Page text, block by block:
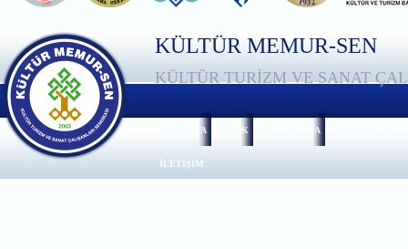
KÜLTÜR MEMUR-SEN
KÜLTÜR TURİZM VE SANAT
ANASAYFA TÜZÜK HAKKIMIZDA
İLETİŞİM